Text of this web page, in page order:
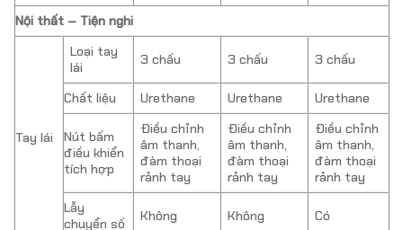
Nội thất – Tiện nghi
Tay lái
Loại tay
lái
3 chấu 3 chấu 3 chấu
Chất liệu Urethane Urethane Urethane
Nút bấm
điều khiển
tích hợp
Điều chỉnh
âm thanh,
đàm thoại
rảnh tay
Điều chỉnh
âm thanh,
đàm thoại
rảnh tay
Điều chỉnh
âm thanh,
đàm thoại
rảnh tay
Lẫy
chuyển số
Không Không Có